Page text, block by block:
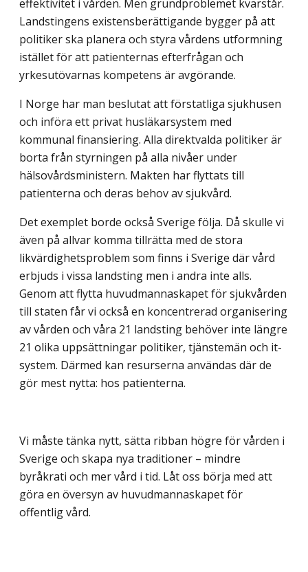
effektivitet i vården. Men grundproblemet kvarstår.
Landstingens existensberättigande bygger på att
politiker ska planera och styra vårdens utformning
istället för att patienternas efterfrågan och
yrkesutövarnas kompetens är avgörande.
I Norge har man beslutat att förstatliga sjukhusen
och införa ett privat husläkarsystem med
kommunal finansiering. Alla direktvalda politiker är
borta från styrningen på alla nivåer under
hälsovårdsministern. Makten har flyttats till
patienterna och deras behov av sjukvård.
Det exemplet borde också Sverige följa. Då skulle vi
även på allvar komma tillrätta med de stora
likvärdighetsproblem som finns i Sverige där vård
erbjuds i vissa landsting men i andra inte alls.
Genom att flytta huvudmannaskapet för sjukvården
till staten får vi också en koncentrerad organisering
av vården och våra 21 landsting behöver inte längre
21 olika uppsättningar politiker, tjänstemän och it-
system. Därmed kan resurserna användas där de
gör mest nytta: hos patienterna.
Vi måste tänka nytt, sätta ribban högre för vården i
Sverige och skapa nya traditioner – mindre
byråkrati och mer vård i tid. Låt oss börja med att
göra en översyn av huvudmannaskapet för
offentlig vård.